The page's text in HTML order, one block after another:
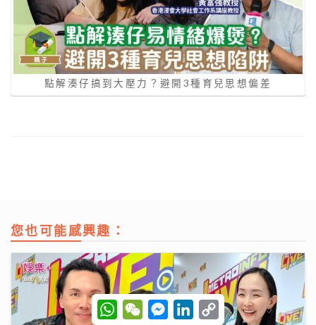
點解湊仔搞到大壓力？避開3種育兒思想偏差
您也可能感興趣：
W
h
W
e
M
e
L
C
o